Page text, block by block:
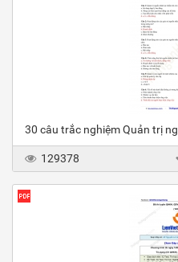
30 câu trắc nghiệm Quản trị
129378